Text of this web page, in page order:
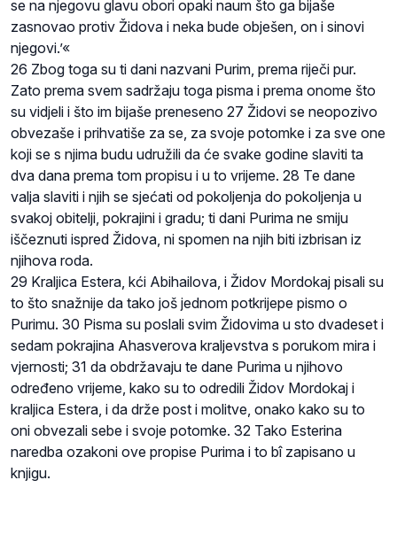
se na njegovu glavu obori opaki naum što ga bijaše
zasnovao protiv Židova i neka bude obješen, on i sinovi
njegovi.’«
26 Zbog toga su ti dani nazvani Purim, prema riječi pur.
Zato prema svem sadržaju toga pisma i prema onome što
su vidjeli i što im bijaše preneseno 27 Židovi se neopozivo
obvezaše i prihvatiše za se, za svoje potomke i za sve one
koji se s njima budu udružili da će svake godine slaviti ta
dva dana prema tom propisu i u to vrijeme. 28 Te dane
valja slaviti i njih se sjećati od pokoljenja do pokoljenja u
svakoj obitelji, pokrajini i gradu; ti dani Purima ne smiju
iščeznuti ispred Židova, ni spomen na njih biti izbrisan iz
njihova roda.
29 Kraljica Estera, kći Abihailova, i Židov Mordokaj pisali su
to što snažnije da tako još jednom potkrijepe pismo o
Purimu. 30 Pisma su poslali svim Židovima u sto dvadeset i
sedam pokrajina Ahasverova kraljevstva s porukom mira i
vjernosti; 31 da obdržavaju te dane Purima u njihovo
određeno vrijeme, kako su to odredili Židov Mordokaj i
kraljica Estera, i da drže post i molitve, onako kako su to
oni obvezali sebe i svoje potomke. 32 Tako Esterina
naredba ozakoni ove propise Purima i to bî zapisano u
knjigu.